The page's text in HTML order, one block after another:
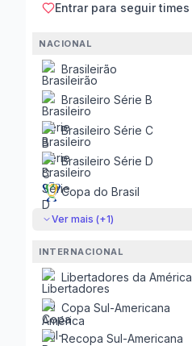
Entrar para seguir times
NACIONAL
Brasileirão
Brasileiro Série B
Brasileiro Série C
Brasileiro Série D
Copa do Brasil
Ver mais (+1)
INTERNACIONAL
Libertadores da América
Copa Sul-Americana
Recopa Sul-Americana